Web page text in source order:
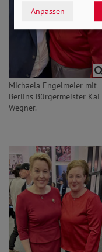
Michaela Engelmeier mit
Berlins Bürgermeister Kai
Wegner.
Anpassen